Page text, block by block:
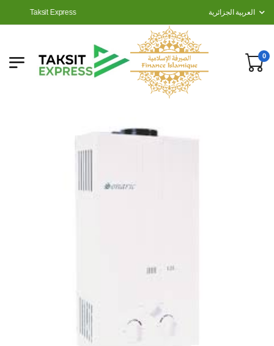
Taksit Express العربية الجزائرية
0